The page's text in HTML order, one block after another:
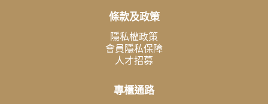
條款及政策
隱私權政策
會員隱私保障
人才招募
專櫃通路